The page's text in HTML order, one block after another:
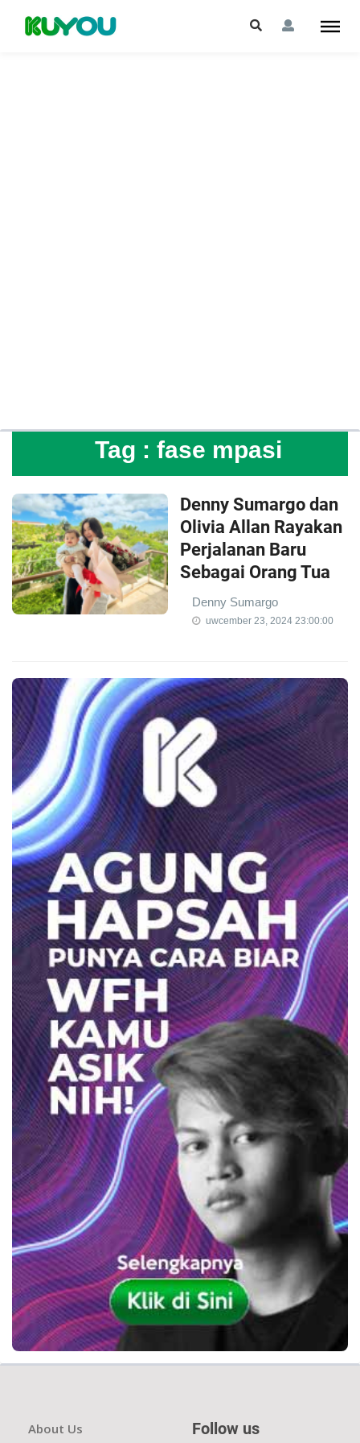
Tag : fase mpasi
Denny Sumargo dan
Olivia Allan Rayakan
Perjalanan Baru
Sebagai Orang Tua
Denny Sumargo
uwcember 23, 2024 23:00:00
About Us
Follow us